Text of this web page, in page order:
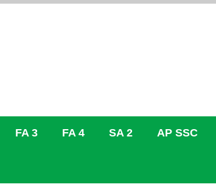
FA 3 FA 4 SA 2 AP SSC